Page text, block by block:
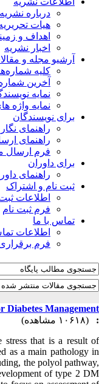
درباره نشریه
هیات
اهداف و
اخبار نشریه
آرشیو مجله و
کلیه
آخرین
نمایه
نمایه واژه
برای نویسندگان
راهنمای
راهنمای
فرم ارسال
برای داوران
راهنمای
ثبت نام و اشتراک
اطلاعات
فرم ثبت نام
تماس با ما
اطلاعات
فرم
Diabetes Management
:
(۱۰۶۱۸ مشاهده)
stress that is a result of
as a main pathology in
the polyol pathway,
of type 2 DM